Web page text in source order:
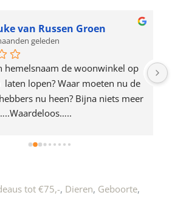
van Russen Groen
geleden
hemelsnaam de woonwinkel op
laten lopen? Waar moeten nu de
nu heen? Bijna niets meer
tot €75,-, Dieren, Geboorte,